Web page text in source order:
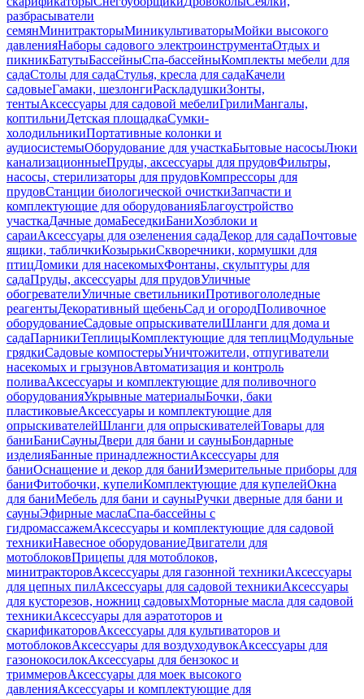
разбрасыватели
семянМинитракторыМиникультиваторыМойки высокого
давленияНаборы садового электроинструментаОтдых и
пикникБатутыБассейныСпа-бассейныКомплекты мебели для
садаСтолы для садаСтулья, кресла для садаКачели
садовыеГамаки, шезлонгиРаскладушкиЗонты,
тентыАксессуары для садовой мебелиГрилиМангалы,
коптильниДетская площадкаСумки-
холодильникиПортативные колонки и
аудиосистемыОборудование для участкаБытовые насосыЛюки
канализационныеПруды, аксессуары для прудовФильтры,
насосы, стерилизаторы для прудовКомпрессоры для
прудовСтанции биологической очисткиЗапчасти и
комплектующие для оборудованияБлагоустройство
участкаДачные домаБеседкиБаниХозблоки и
сараиАксессуары для озеленения садаДекор для садаПочтовые
ящики, табличкиКозырькиСкворечники, кормушки для
птицДомики для насекомыхФонтаны, скульптуры для
садаПруды, аксессуары для прудовУличные
обогревателиУличные светильникиПротивогололедные
реагентыДекоративный щебеньСад и огородПоливочное
оборудованиеСадовые опрыскивателиШланги для дома и
садаПарникиТеплицыКомплектующие для теплицМодульные
грядкиСадовые компостерыУничтожители, отпугиватели
насекомых и грызуновАвтоматизация и контроль
поливаАксессуары и комплектующие для поливочного
оборудованияУкрывные материалыБочки, баки
пластиковыеАксессуары и комплектующие для
опрыскивателейШланги для опрыскивателейТовары для
баниБаниСауныДвери для бани и сауныБондарные
изделияБанные принадлежностиАксессуары для
баниОснащение и декор для баниИзмерительные приборы для
баниФитобочки, купелиКомплектующие для купелейОкна
для баниМебель для бани и сауныРучки дверные для бани и
сауныЭфирные маслаСпа-бассейны с
гидромассажемАксессуары и комплектующие для садовой
техникиНавесное оборудованиеДвигатели для
мотоблоковПрицепы для мотоблоков,
минитракторовАксессуары для газонной техникиАксессуары
для цепных пилАксессуары для садовой техникиАксессуары
для кусторезов, ножниц садовыхМоторные масла для садовой
техникиАксессуары для аэратоторов и
скарификаторовАксессуары для культиваторов и
мотоблоковАксессуары для воздуходувокАксессуары для
газонокосилокАксессуары для бензокос и
триммеровАксессуары для моек высокого
давленияАксессуары и комплектующие для